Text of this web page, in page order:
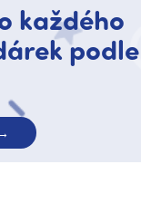
každého
podle